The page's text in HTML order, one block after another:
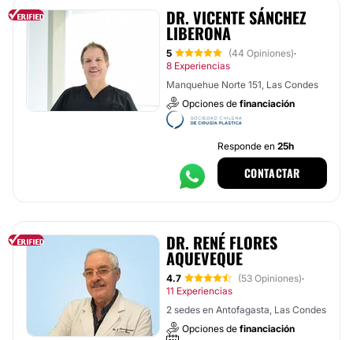
DR. VICENTE SÁNCHEZ
LIBERONA
5 (44 Opiniones)·
8 Experiencias
Manquehue Norte 151, Las Condes
Opciones de financiación
Responde en 25h
CONTACTAR
DR. RENÉ FLORES
AQUEVEQUE
4.7 (53 Opiniones)·
11 Experiencias
2 sedes en Antofagasta, Las Condes
Opciones de financiación